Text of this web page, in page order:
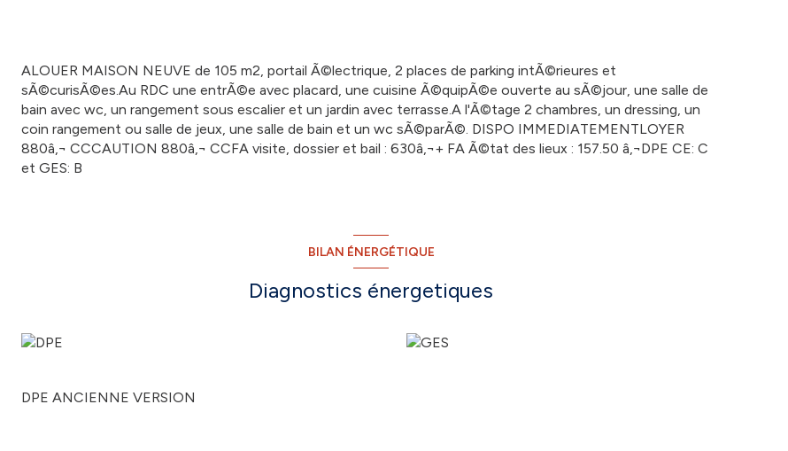
ALOUER MAISON NEUVE de 105 m2, portail Ã©lectrique, 2 places de parking intÃ©rieures et
sÃ©curisÃ©es.Au RDC une entrÃ©e avec placard, une cuisine Ã©quipÃ©e ouverte au sÃ©jour, une salle de
bain avec wc, un rangement sous escalier et un jardin avec terrasse.A l'Ã©tage 2 chambres, un dressing, un
coin rangement ou salle de jeux, une salle de bain et un wc sÃ©parÃ©. DISPO IMMEDIATEMENTLOYER
880â‚¬ CCCAUTION 880â‚¬ CCFA visite, dossier et bail : 630â‚¬+ FA Ã©tat des lieux : 157.50 â‚¬DPE CE: C
et GES: B
BILAN ÉNERGÉTIQUE
Diagnostics énergetiques
DPE ANCIENNE VERSION